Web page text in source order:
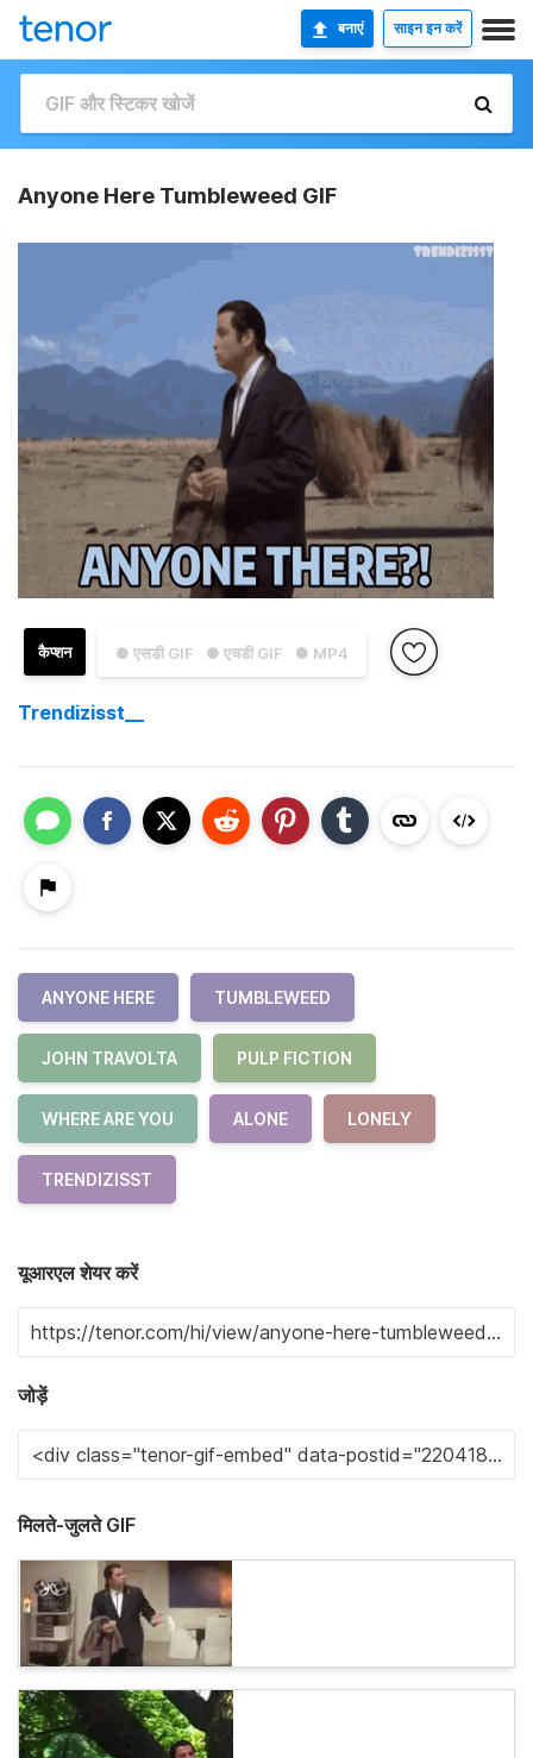
बनाएं साइन इन करें
Anyone Here Tumbleweed GIF
● एसडी GIF ● एचडी GIF ● MP4
कैप्शन
Trendizisst__
ANYONE HERE TUMBLEWEED
JOHN TRAVOLTA PULP FICTION
WHERE ARE YOU ALONE LONELY
TRENDIZISST
यूआरएल शेयर करें
जोड़ें
मिलते-जुलते GIF